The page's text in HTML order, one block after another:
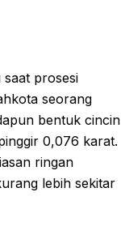
saat prosesi
seorang
bentuk cincin
0,076 karat.
ringan
lebih sekitar